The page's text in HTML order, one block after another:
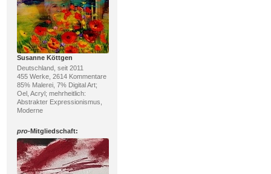
Susanne Köttgen
Deutschland, seit 2011
455 Werke, 2614 Kommentare
85% Malerei, 7% Digital Art;
Oel, Acryl; mehrheitlich:
Abstrakter Expressionismus,
Moderne
pro-Mitgliedschaft: